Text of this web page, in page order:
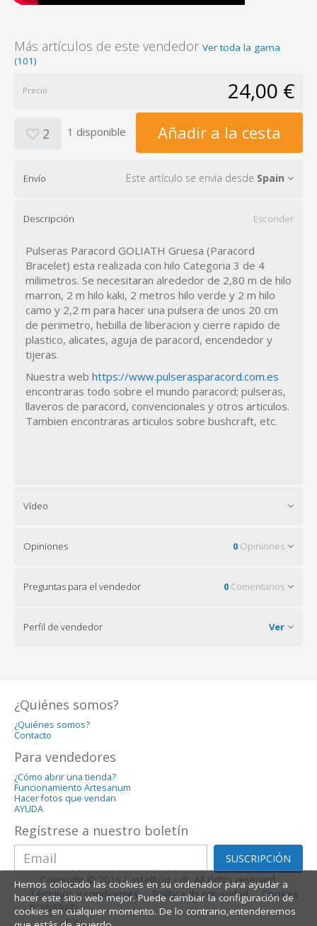
Más artículos de este vendedor Ver toda la gama
(101)
Precio 24,00 €
2 1 disponible Añadir a la cesta
Envío Este artículo se envía desde Spain
Descripción Esconder
Pulseras Paracord GOLIATH Gruesa (Paracord
Bracelet) esta realizada con hilo Categoria 3 de 4
milimetros. Se necesitaran alrededor de 2,80 m de hilo
marron, 2 m hilo kaki, 2 metros hilo verde y 2 m hilo
camo y 2,2 m para hacer una pulsera de unos 20 cm
de perimetro, hebilla de liberacion y cierre rapido de
plastico, alicates, aguja de paracord, encendedor y
tijeras.
Nuestra web https://www.pulserasparacord.com.es
encontraras todo sobre el mundo paracord; pulseras,
llaveros de paracord, convencionales y otros articulos.
Tambien encontraras articulos sobre bushcraft, etc.
Vídeo
Opiniones 0 Opiniones
Preguntas para el vendedor 0 Comentarios
Perfil de vendedor Ver
¿Quiénes somos?
¿Quiénes somos?
Contacto
Para vendedores
¿Cómo abrir una tienda?
Funcionamiento Artesanum
Hacer fotos que vendan
AYUDA
Regístrese a nuestro boletín
SUSCRIPCIÓN
Copyright © 2016 Castelltort Ldt. All rights reserved.
Términos y condiciones
Política de privacidad
Cookies
POWERED
BY
Hemos colocado las cookies en su ordenador para ayudar a
hacer este sitio web mejor. Puede cambiar la configuración de
cookies en cualquier momento. De lo contrario,entenderemos